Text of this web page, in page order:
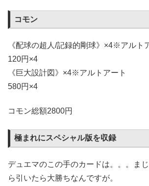
コモン
《配球の超人/記録的剛球》×4※アルト
120円×4
《巨大設計図》×4※アルトアート
580円×4
コモン総額2800円
極まれにスペシャル版を収録
デュエマのこの手のカードは。。。ま
ら引いたら大勝ちなんですが。